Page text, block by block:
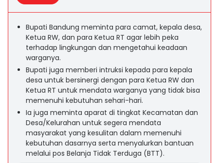
Bupati Bandung meminta para camat, kepala desa,
Ketua RW, dan para Ketua RT agar lebih peka
terhadap lingkungan dan mengetahui keadaan
warganya.
Bupati juga memberi intruksi kepada para kepala
desa untuk bersinergi dengan para Ketua RW dan
Ketua RT untuk mendata warganya yang tidak bisa
memenuhi kebutuhan sehari-hari.
Ia juga meminta aparat di tingkat Kecamatan dan
Desa/Kelurahan untuk segera mendata
masyarakat yang kesulitan dalam memenuhi
kebutuhan dasarnya serta menyalurkan bantuan
melalui pos Belanja Tidak Terduga (BTT).